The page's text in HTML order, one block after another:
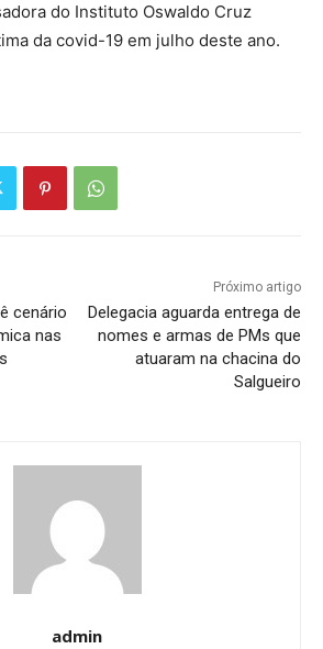
do Instituto Oswaldo Cruz
da covid-19 em julho deste ano.
cenário
nas
Próximo artigo
Delegacia aguarda entrega de
nomes e armas de PMs que
atuaram na chacina do
Salgueiro
admin